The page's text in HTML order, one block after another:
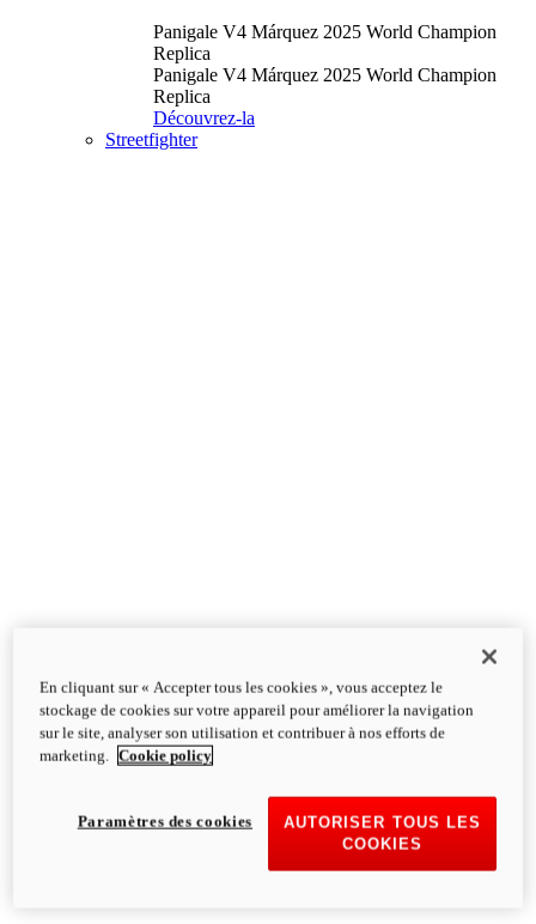
Panigale V4 Márquez 2025 World Champion
Replica
Panigale V4 Márquez 2025 World Champion
Replica
Découvrez-la
Streetfighter
En cliquant sur « Accepter tous les cookies », vous acceptez le
stockage de cookies sur votre appareil pour améliorer la navigation
sur le site, analyser son utilisation et contribuer à nos efforts de
marketing.
Cookie policy
AUTORISER TOUS LES
COOKIES
Paramètres des cookies